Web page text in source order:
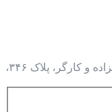
تهران، بلوار کشاورز، بین جمالزاده و کارگر، پلاک ۳۴۶،